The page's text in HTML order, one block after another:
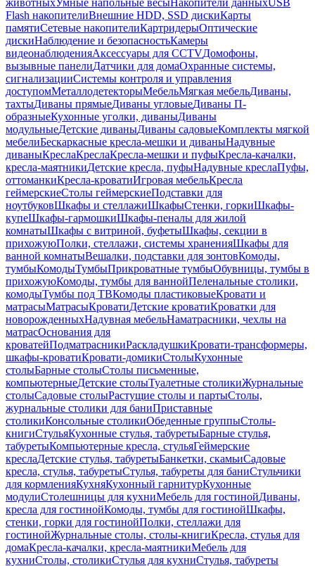
животныхУмные напольные весыНакопители данныхUSB
Flash накопителиВнешние HDD, SSD дискиКарты
памятиСетевые накопителиКартридерыОптические
дискиНаблюдение и безопасностьКамеры
видеонаблюденияАксессуары для CCTVДомофоны,
вызывные панелиДатчики для домаОхранные системы,
сигнализацииСистемы контроля и управления
доступомМеталлодетекторыМебельМягкая мебельДиваны,
тахтыДиваны прямыеДиваны угловыеДиваны П-
образныеКухонные уголки, диваныДиваны
модульныеДетские диваныДиваны садовыеКомплекты мягкой
мебелиБескаркасные кресла-мешки и диваныНадувные
диваныКреслаКреслаКресла-мешки и пуфыКресла-качалки,
кресла-маятникиДетские кресла, пуфыНадувные креслаПуфы,
оттоманкиКресла-кроватиИгровая мебельКресла
геймерскиеСтолы геймерскиеПодставки для
ноутбуковШкафы и стеллажиШкафыСтенки, горкиШкафы-
купеШкафы-гармошкиШкафы-пеналы для жилой
комнатыШкафы с витриной, буфетыШкафы, секции в
прихожуюПолки, стеллажи, системы храненияШкафы для
ванной комнатыВешалки, подставки для зонтовКомоды,
тумбыКомодыТумбыПрикроватные тумбыОбувницы, тумбы в
прихожуюКомоды, тумбы для ваннойПеленальные столики,
комодыТумбы под ТВКомоды пластиковыеКровати и
матрасыМатрасыКроватиДетские кроватиКроватки для
новорожденныхНадувная мебельНаматрасники, чехлы на
матрасОснования для
кроватейПодматрасникиРаскладушкиКровати-трансформеры,
шкафы-кроватиКровати-домикиСтолыКухонные
столыБарные столыСтолы письменные,
компьютерныеДетские столыТуалетные столикиЖурнальные
столыСадовые столыРастущие столы и партыСтолы,
журнальные столики для баниПриставные
столикиКонсольные столикиОбеденные группыСтолы-
книгиСтульяКухонные стулья, табуретыБарные стулья,
табуретыКомпьютерные кресла, стульяГеймерские
креслаДетские стулья, табуретыБанкетки, скамьиСадовые
кресла, стулья, табуретыСтулья, табуреты для баниСтульчики
для кормленияКухняКухонный гарнитурКухонные
модулиСтолешницы для кухниМебель для гостинойДиваны,
кресла для гостинойКомоды, тумбы для гостинойШкафы,
стенки, горки для гостинойПолки, стеллажи для
гостинойЖурнальные столы, столы-книгиКресла, стулья для
домаКресла-качалки, кресла-маятникиМебель для
кухниСтолы, столикиСтулья для кухниСтулья, табуреты